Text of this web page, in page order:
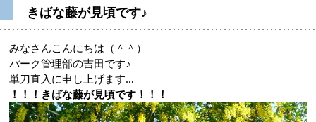
きばな藤が見頃です♪
みなさんこんにちは（＾＾）
パーク管理部の吉田です♪
単刀直入に申し上げます…
！！！きばな藤が見頃です！！！